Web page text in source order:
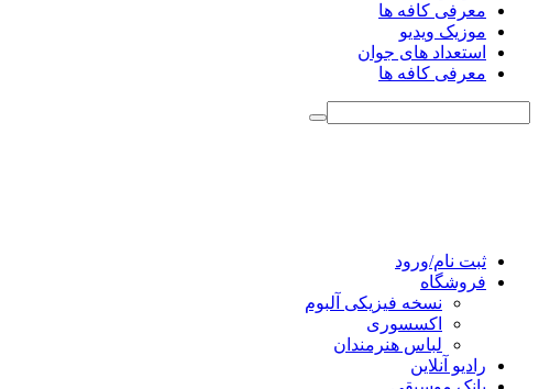
معرفی کافه ها
موزیک ویدیو
استعداد های جوان
معرفی کافه ها
ثبت نام/ورود
فروشگاه
نسخه فیزیکی آلبوم
اکسسوری
لباس هنرمندان
رادیو آنلاین